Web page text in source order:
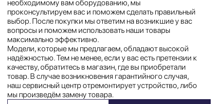
необходимому вам оборудованию, мы
проконсультируем вас и поможем сделать правильный
выбор. После покупки мы ответим на возникшие у вас
вопросы и поможем использовать наши товары
максимально эффективно.
Модели, которые мы предлагаем, обладают высокой
надёжностью. Тем не менее, если у вас есть претензии к
качеству, обратитесь в магазин, где вы приобретали
товар. В случае возникновения гарантийного случая,
наш сервисный центр отремонтирует устройство, либо
мы произведём замену товара.